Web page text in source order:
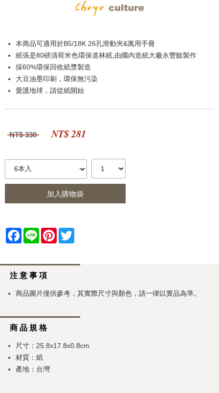
本商品可適用於B5/18K 26孔滑動夾&萬用手冊
紙張是80磅清荷米色環保道林紙,由國內造紙大廠永豐餘製作
採60%環保回收紙漿製造
大豆油墨印刷，環保無污染
愛護地球，請從紙開始
NT$ 330 NT$ 281
加入購物袋
Facebook
Line Pinterest
注 意 事 項
商品圖片僅供參考，其實際尺寸與顏色，請一律以實品為準。
商 品 規 格
尺寸：25.8x17.8x0.8cm
材質：紙
產地：台灣